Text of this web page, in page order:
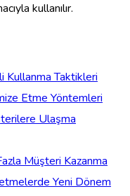
kullanılır.
Kullanma Taktikleri
Etme Yöntemleri
Ulaşma
Müşteri Kazanma
Yeni Dönem